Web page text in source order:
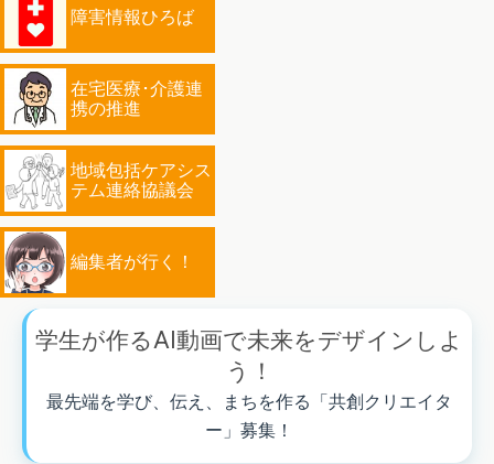
障害情報ひろば
在宅医療･介護連
携の推進
地域包括ケアシス
テム連絡協議会
編集者が行く！
学生が作るAI動画で未来をデザインしよ
う！
最先端を学び、伝え、まちを作る「共創クリエイタ
ー」募集！